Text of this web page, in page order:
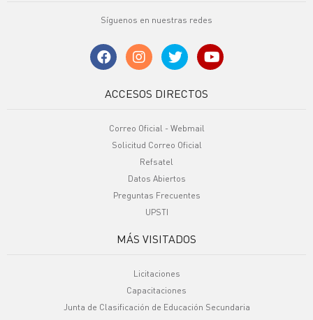
Síguenos en nuestras redes
ACCESOS DIRECTOS
Correo Oficial - Webmail
Solicitud Correo Oficial
Refsatel
Datos Abiertos
Preguntas Frecuentes
UPSTI
MÁS VISITADOS
Licitaciones
Capacitaciones
Junta de Clasificación de Educación Secundaria